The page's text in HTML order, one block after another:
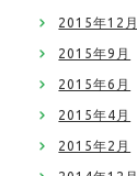
2015年12月
2015年9月
2015年6月
2015年4月
2015年2月